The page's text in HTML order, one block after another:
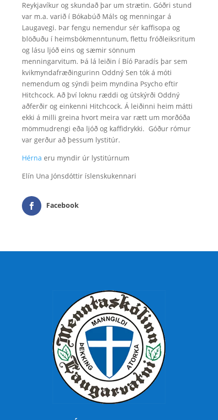
Reykjavíkur og skundað þar um strætin. Góðri stund
var m.a. varið í Bókabúð Máls og menningar á
Laugavegi. Þar fengu nemendur sér kaffisopa og
blöðuðu í heimsbókmenntunum, flettu fróðleiksritum
og lásu ljóð eins og sæmir sönnum
menningarvitum. Þá lá leiðin í Bíó Paradís þar sem
kvikmyndafræðingurinn Oddný Sen tók á móti
nemendum og sýndi þeim myndina Psycho eftir
Hitchcock. Að því loknu ræddi og útskýrði Oddný
aðferðir og einkenni Hitchcock. Á leiðinni heim mátti
ekki á milli greina hvort meira var rætt um morðóða
mömmudrengi eða ljóð og kaffidrykki. Góður rómur
var gerður að þessum lystitúr.
Hérna eru myndir úr lystitúrnum
Elín Una Jónsdóttir íslenskukennari
Facebook